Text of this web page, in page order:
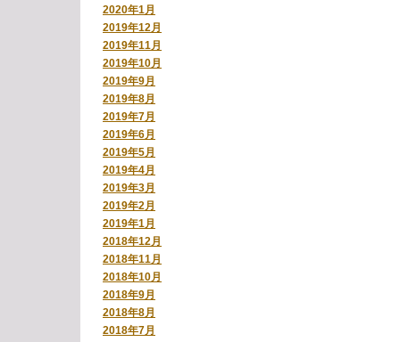
2020年1月
2019年12月
2019年11月
2019年10月
2019年9月
2019年8月
2019年7月
2019年6月
2019年5月
2019年4月
2019年3月
2019年2月
2019年1月
2018年12月
2018年11月
2018年10月
2018年9月
2018年8月
2018年7月